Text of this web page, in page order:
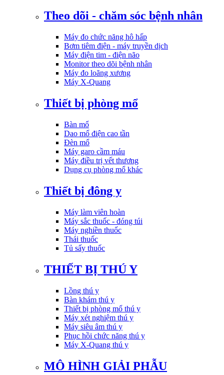
Theo dõi - chăm sóc bệnh nhân
Máy đo chức năng hô hấp
Bơm tiêm điện - máy truyền dịch
Máy điện tim - điện não
Monitor theo dõi bệnh nhân
Máy đo loãng xương
Máy X-Quang
Thiết bị phòng mổ
Bàn mổ
Dao mổ điện cao tần
Đèn mổ
Máy garo cầm máu
Máy điều trị vết thương
Dụng cụ phòng mổ khác
Thiết bị đông y
Máy làm viên hoàn
Máy sắc thuốc - đóng túi
Máy nghiền thuốc
Thái thuốc
Tủ sấy thuốc
THIẾT BỊ THÚ Y
Lồng thú y
Bàn khám thú y
Thiết bị phòng mổ thú y
Máy xét nghiệm thú y
Máy siêu âm thú y
Phục hồi chức năng thú y
Máy X-Quang thú y
MÔ HÌNH GIẢI PHẪU